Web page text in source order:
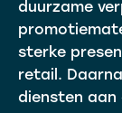
duurzame
sterke
retail.
diensten aan